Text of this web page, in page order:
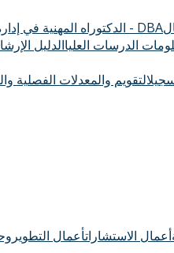
الدكتوراه المهنية في إدارة الأعمال - DBA
الدرسات العلياالدليل
التقويم والمعدلات الفصلية
أعمال الاستشاراتأعمال التطوير